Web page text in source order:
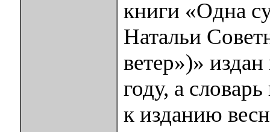
книги «Одна
Натальи
ветер»)»
году, а
к изданию